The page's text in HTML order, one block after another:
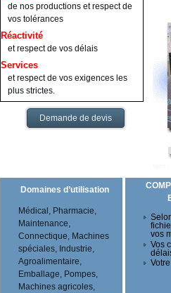
de nos productions et respect de
vos tolérances
Réactivité
et respect de vos délais
Services
et respect de vos exigences les
plus strictes.
Demande de devis
Domaines d’utilisation
Médical, Pharmacie,
Maintenance,
Connectique, Machines
spéciales, Industrie,
Agroalimentaire,
Emballage, Pompes,
Machines agricoles,
vos
Vos